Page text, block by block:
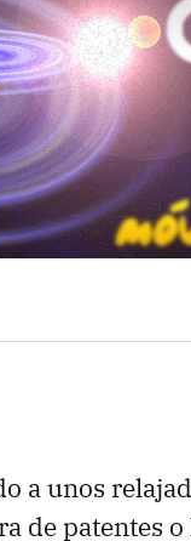
a unos
de patentes o